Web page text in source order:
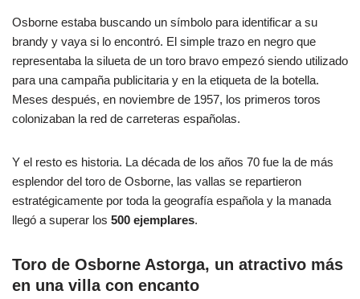
Osborne estaba buscando un símbolo para identificar a su
brandy y vaya si lo encontró. El simple trazo en negro que
representaba la silueta de un toro bravo empezó siendo utilizado
para una campaña publicitaria y en la etiqueta de la botella.
Meses después, en noviembre de 1957, los primeros toros
colonizaban la red de carreteras españolas.
Y el resto es historia. La década de los años 70 fue la de más
esplendor del toro de Osborne, las vallas se repartieron
estratégicamente por toda la geografía española y la manada
llegó a superar los 500 ejemplares.
Toro de Osborne Astorga, un atractivo más
en una villa con encanto